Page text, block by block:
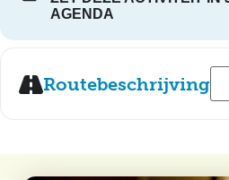
AGENDA
Routebeschrijving